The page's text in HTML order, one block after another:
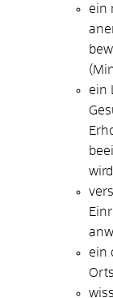
ein
ein
wird
ein